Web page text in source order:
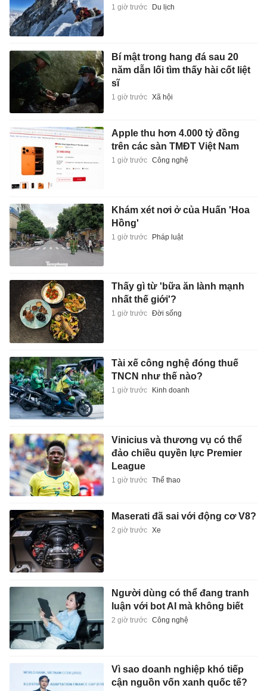
1 giờ trước Du lịch
Bí mật trong hang đá sau 20
năm dẫn lối tìm thấy hài cốt liệt
sĩ
1 giờ trước Xã hội
Apple thu hơn 4.000 tỷ đồng
trên các sàn TMĐT Việt Nam
1 giờ trước Công nghệ
Khám xét nơi ở của Huấn 'Hoa
Hồng'
1 giờ trước Pháp luật
Thấy gì từ 'bữa ăn lành mạnh
nhất thế giới'?
1 giờ trước Đời sống
Tài xế công nghệ đóng thuế
TNCN như thế nào?
1 giờ trước Kinh doanh
Vinicius và thương vụ có thể
đảo chiều quyền lực Premier
League
1 giờ trước Thể thao
Maserati đã sai với động cơ V8?
2 giờ trước Xe
Người dùng có thể đang tranh
luận với bot AI mà không biết
2 giờ trước Công nghệ
Vì sao doanh nghiệp khó tiếp
cận nguồn vốn xanh quốc tế?